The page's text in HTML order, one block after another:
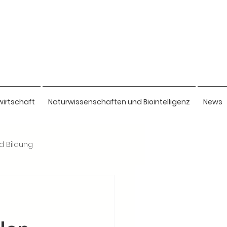
Naturwissenschaften und Biointelligenz News
Bildung